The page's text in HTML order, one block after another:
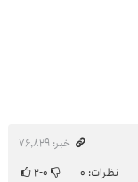
خبر: ۷۶٬۸۲۹
نظرات: ۰ ۰-۲